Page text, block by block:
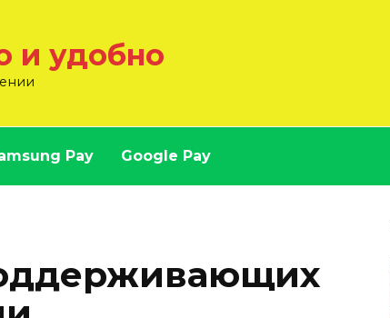
и удобно
Pay Google Pay